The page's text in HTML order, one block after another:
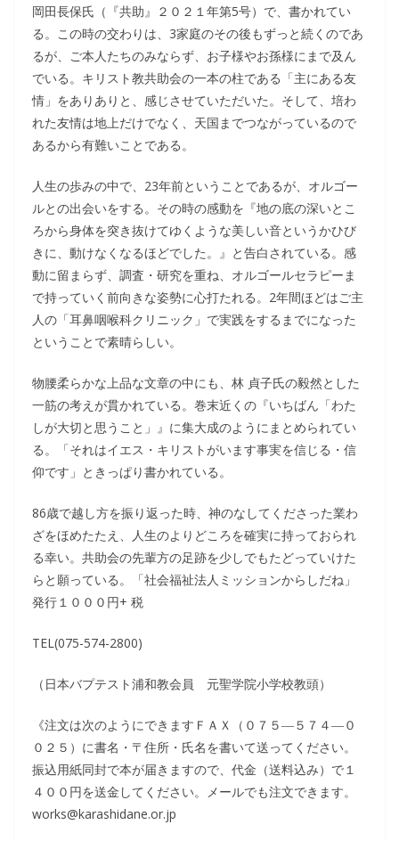
岡田長保氏（『共助』２０２１年第5号）で、書かれてい
る。この時の交わりは、3家庭のその後もずっと続くのであ
るが、ご本人たちのみならず、お子様やお孫様にまで及ん
でいる。キリスト教共助会の一本の柱である「主にある友
情」をありありと、感じさせていただいた。そして、培わ
れた友情は地上だけでなく、天国までつながっているので
あるから有難いことである。
人生の歩みの中で、23年前ということであるが、オルゴー
ルとの出会いをする。その時の感動を『地の底の深いとこ
ろから身体を突き抜けてゆくような美しい音というかひび
きに、動けなくなるほどでした。』と告白されている。感
動に留まらず、調査・研究を重ね、オルゴールセラピーま
で持っていく前向きな姿勢に心打たれる。2年間ほどはご主
人の「耳鼻咽喉科クリニック」で実践をするまでになった
ということで素晴らしい。
物腰柔らかな上品な文章の中にも、林 貞子氏の毅然とした
一筋の考えが貫かれている。巻末近くの『いちばん「わた
しが大切と思うこと」』に集大成のようにまとめられてい
る。「それはイエス・キリストがいます事実を信じる・信
仰です」ときっぱり書かれている。
86歳で越し方を振り返った時、神のなしてくださった業わ
ざをほめたたえ、人生のよりどころを確実に持っておられ
る幸い。共助会の先輩方の足跡を少しでもたどっていけた
らと願っている。「社会福祉法人ミッションからしだね」
発行１０００円+ 税
TEL(075-574-2800)
（日本バプテスト浦和教会員 元聖学院小学校教頭）
《注文は次のようにできますＦＡＸ（０７５―５７４―０
０２５）に書名・〒住所・氏名を書いて送ってください。
振込用紙同封で本が届きますので、代金（送料込み）で１
４００円を送金してください。メールでも注文できます。
works@karashidane.or.jp